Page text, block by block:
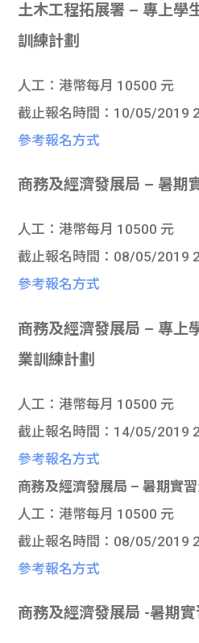
土木工程拓展署 – 專上學
訓練計劃
人工：港幣每月 10500 元
截止報名時間：10/05/2019
參考報名方式
商務及經濟發展局 – 暑期
人工：港幣每月 10500 元
截止報名時間：08/05/2019
參考報名方式
商務及經濟發展局 – 專上
業訓練計劃
人工：港幣每月 10500 元
截止報名時間：14/05/2019
參考報名方式
商務及經濟發展局 – 暑期實
人工：港幣每月 10500 元
截止報名時間：08/05/2019
參考報名方式
商務及經濟發展局 -暑期